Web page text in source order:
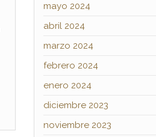
mayo 2024
abril 2024
marzo 2024
febrero 2024
enero 2024
diciembre 2023
noviembre 2023